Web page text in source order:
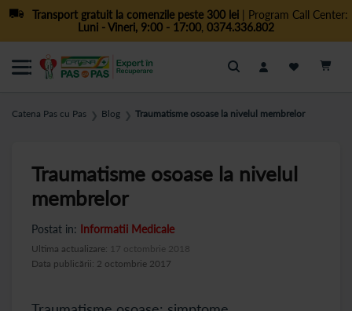
Transport gratuit la comenzile peste 300 lei| Program Call Center:
Luni - Vineri, 9:00 - 17:00, 0374.336.802
Cautare
Catena Pas cu Pas ❯ Blog ❯ Traumatisme osoase la nivelul membrelor
Traumatisme osoase la nivelul
membrelor
Postat in: Informatii Medicale
Data publicării: 2 octombrie 2017
Ultima actualizare: 17 octombrie 2018